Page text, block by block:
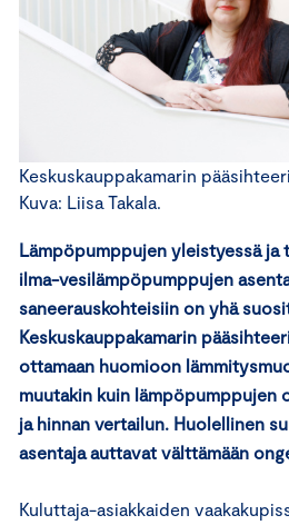
Keskuskauppakamarin
Kuva: Liisa Takala.
Lämpöpumppujen yleistyessä ja
ilma-vesilämpöpumppujen
saneerauskohteisiin on yhä
Keskuskauppakamarin
ottamaan huomioon
muutakin kuin lämpöpumppujen
ja hinnan vertailun. Huolellinen
asentaja auttavat välttämään
Kuluttaja-asiakkaiden